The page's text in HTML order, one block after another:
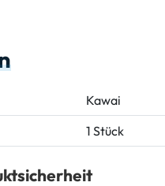
Kawai
1 Stück